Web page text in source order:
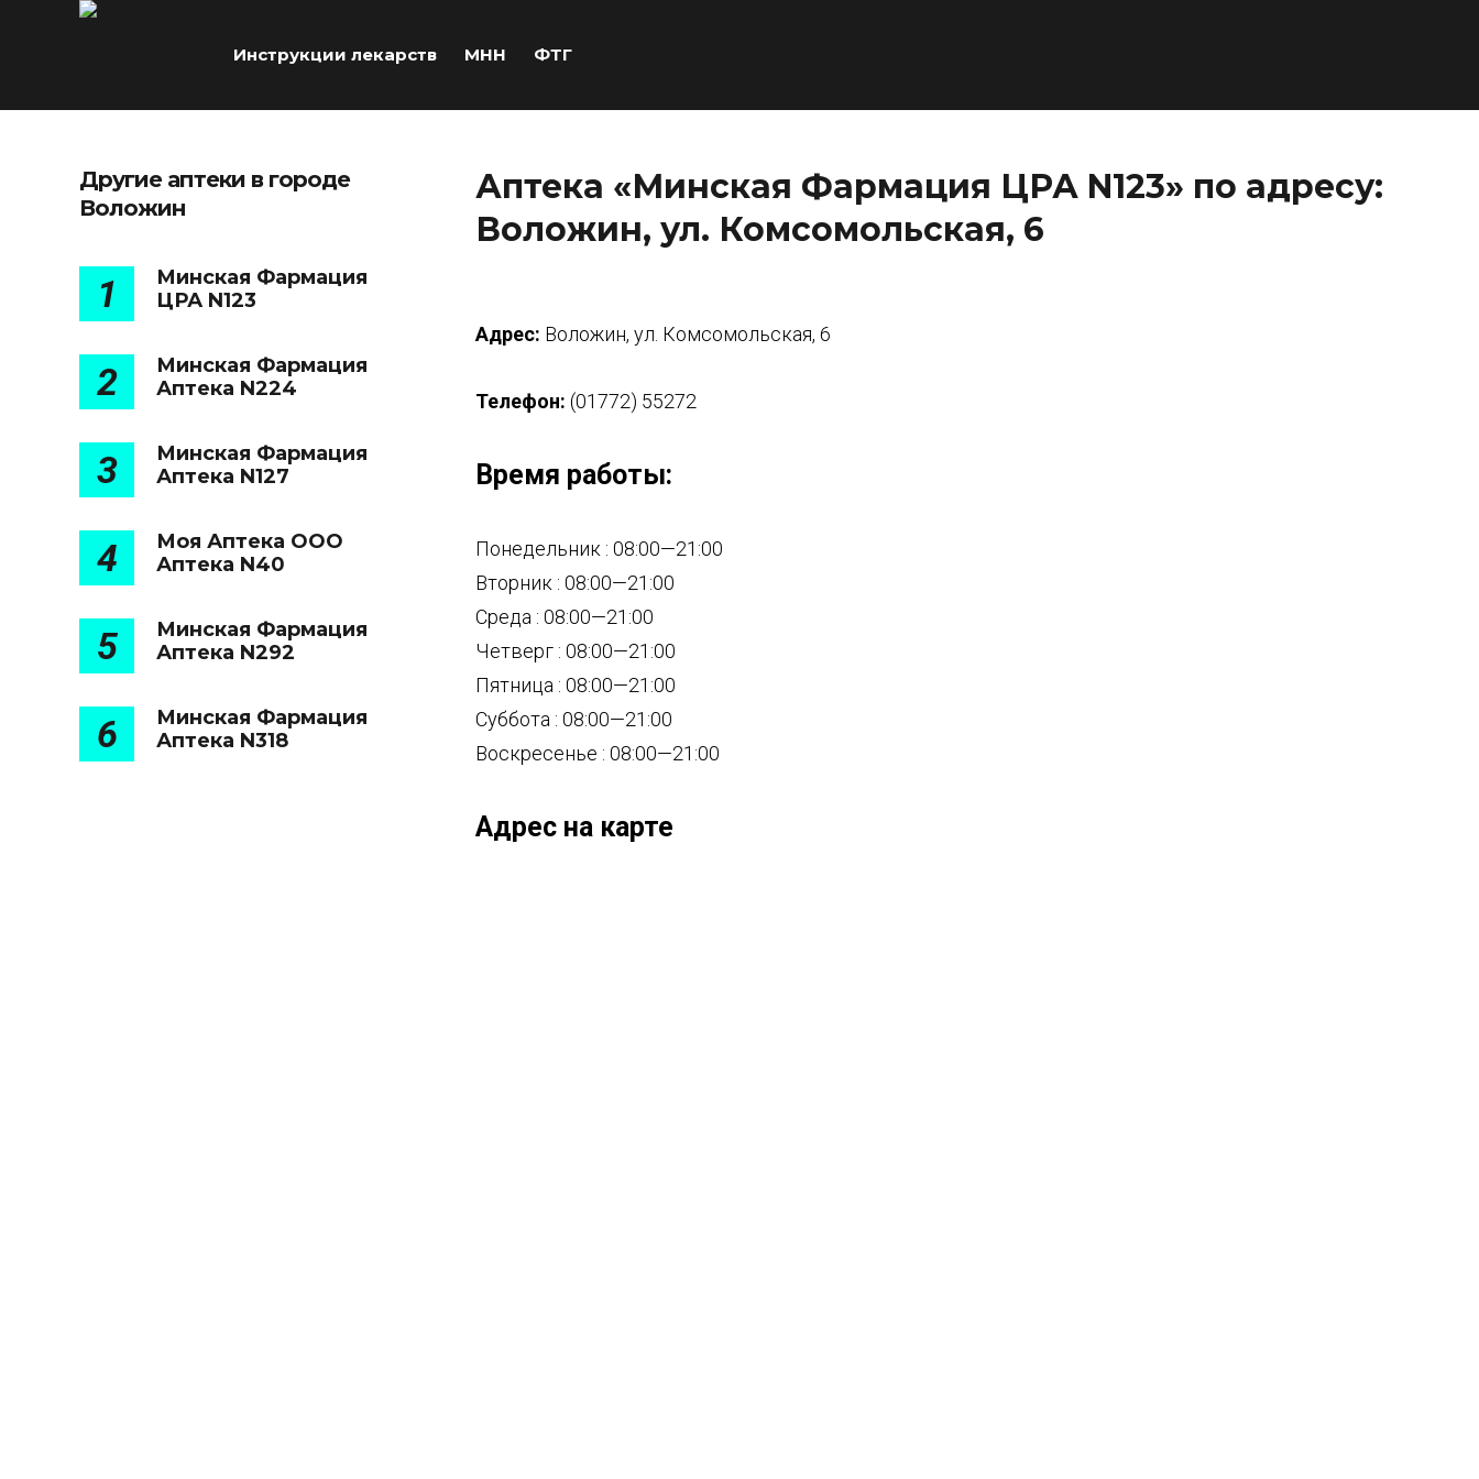
Инструкции лекарств МНН ФТГ
Аптека «Минская Фармация ЦРА N123» по адресу:
Воложин, ул. Комсомольская, 6
Адрес: Воложин, ул. Комсомольская, 6
Телефон: (01772) 55272
Время работы:
Понедельник : 08:00—21:00
Вторник : 08:00—21:00
Среда : 08:00—21:00
Четверг : 08:00—21:00
Пятница : 08:00—21:00
Суббота : 08:00—21:00
Воскресенье : 08:00—21:00
Адрес на карте
Другие аптеки в городе
Воложин
1
Минская Фармация
ЦРА N123
2
Минская Фармация
Аптека N224
3
Минская Фармация
Аптека N127
4
Моя Аптека ООО
Аптека N40
5
Минская Фармация
Аптека N292
6
Минская Фармация
Аптека N318